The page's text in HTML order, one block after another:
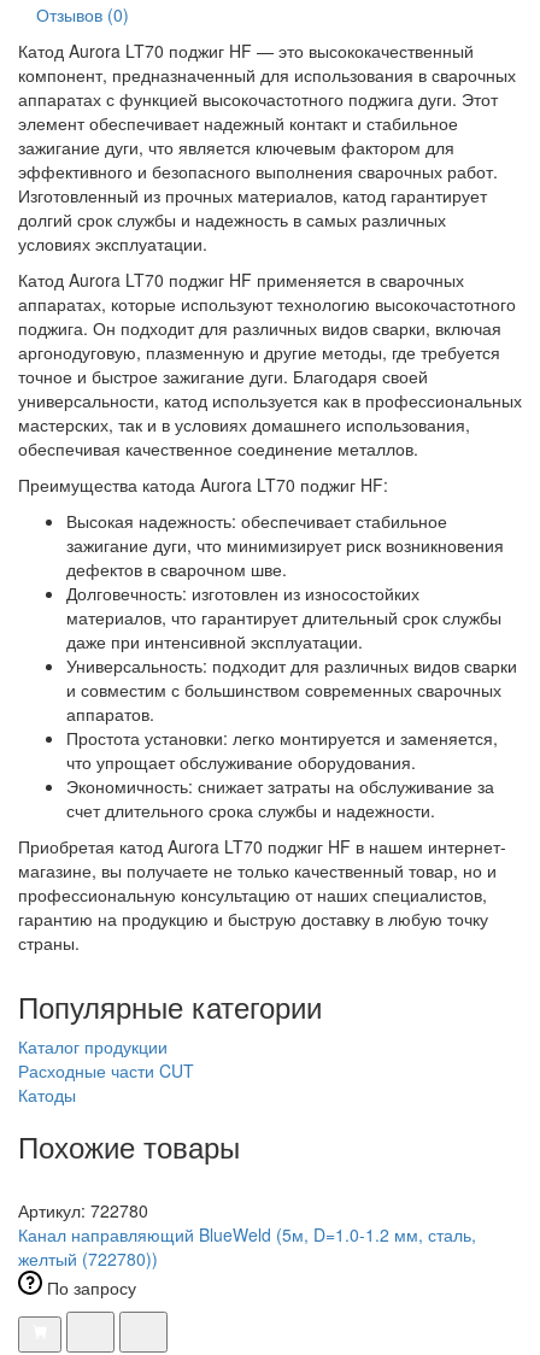
Отзывов (0)
Катод Aurora LT70 поджиг HF — это высококачественный
компонент, предназначенный для использования в сварочных
аппаратах с функцией высокочастотного поджига дуги. Этот
элемент обеспечивает надежный контакт и стабильное
зажигание дуги, что является ключевым фактором для
эффективного и безопасного выполнения сварочных работ.
Изготовленный из прочных материалов, катод гарантирует
долгий срок службы и надежность в самых различных
условиях эксплуатации.
Катод Aurora LT70 поджиг HF применяется в сварочных
аппаратах, которые используют технологию высокочастотного
поджига. Он подходит для различных видов сварки, включая
аргонодуговую, плазменную и другие методы, где требуется
точное и быстрое зажигание дуги. Благодаря своей
универсальности, катод используется как в профессиональных
мастерских, так и в условиях домашнего использования,
обеспечивая качественное соединение металлов.
Преимущества катода Aurora LT70 поджиг HF:
Высокая надежность: обеспечивает стабильное
зажигание дуги, что минимизирует риск возникновения
дефектов в сварочном шве.
Долговечность: изготовлен из износостойких
материалов, что гарантирует длительный срок службы
даже при интенсивной эксплуатации.
Универсальность: подходит для различных видов сварки
и совместим с большинством современных сварочных
аппаратов.
Простота установки: легко монтируется и заменяется,
что упрощает обслуживание оборудования.
Экономичность: снижает затраты на обслуживание за
счет длительного срока службы и надежности.
Приобретая катод Aurora LT70 поджиг HF в нашем интернет-
магазине, вы получаете не только качественный товар, но и
профессиональную консультацию от наших специалистов,
гарантию на продукцию и быструю доставку в любую точку
страны.
Популярные категории
Каталог продукции
Расходные части CUT
Катоды
Похожие товары
Артикул: 722780
Канал направляющий BlueWeld (5м, D=1.0-1.2 мм, сталь,
желтый (722780))
По запросу